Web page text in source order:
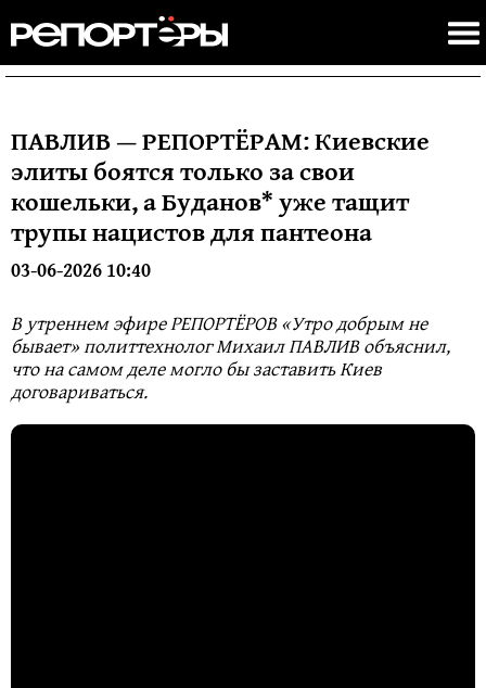
ПАВЛИВ — РЕПОРТЁРАМ: Киевские
элиты боятся только за свои
кошельки, а Буданов* уже тащит
трупы нацистов для пантеона
03-06-2026 10:40
В утреннем эфире РЕПОРТЁРОВ «Утро добрым не
бывает» политтехнолог Михаил ПАВЛИВ объяснил,
что на самом деле могло бы заставить Киев
договариваться.